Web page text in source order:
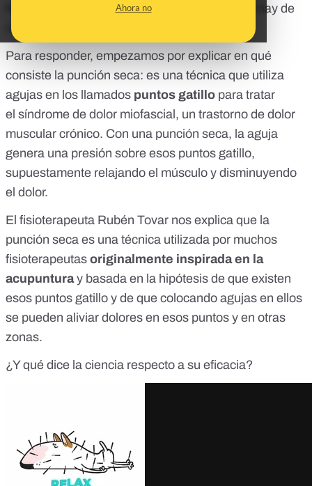
Ahora no
Nos lo habéis preguntado en
: ¿qué hay de
cierto en los beneficios de la punción seca?
Para responder, empezamos por explicar en qué
consiste la punción seca: es una técnica que utiliza
agujas en los llamados puntos gatillo para tratar
el síndrome de dolor miofascial, un trastorno de dolor
muscular crónico. Con una punción seca, la aguja
genera una presión sobre esos puntos gatillo,
supuestamente relajando el músculo y disminuyendo
el dolor.
El fisioterapeuta Rubén Tovar nos explica que la
punción seca es una técnica utilizada por muchos
fisioterapeutas originalmente inspirada en la
acupunturay basada en la hipótesis de que existen
esos puntos gatillo y de que colocando agujas en ellos
se pueden aliviar dolores en esos puntos y en otras
zonas.
¿Y qué dice la ciencia respecto a su eficacia?